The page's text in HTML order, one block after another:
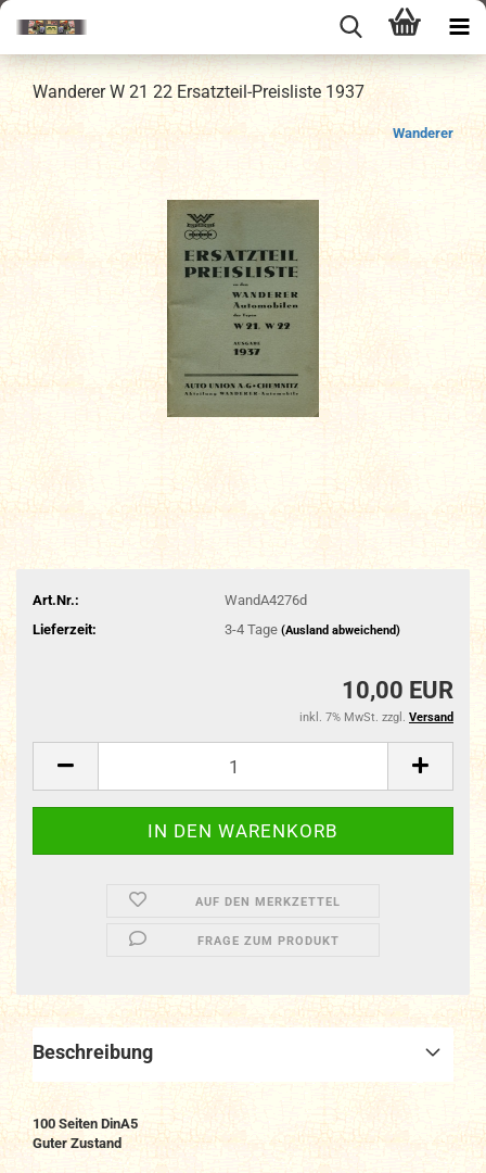
Wanderer W 21 22 Ersatzteil-Preisliste 1937
Wanderer
Art.Nr.:
WandA4276d
Lieferzeit:
3-4 Tage (Ausland abweichend)
10,00 EUR
inkl. 7% MwSt. zzgl. Versand
AUF DEN MERKZETTEL
FRAGE ZUM PRODUKT
Beschreibung
100 Seiten DinA5
Guter Zustand